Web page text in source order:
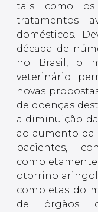
tais como
tratamentos
domésticos.
década de
no Brasil, o
veterinário
novas
de doenças
a diminuição
ao aumento da
pacientes,
completas do
de órgãos